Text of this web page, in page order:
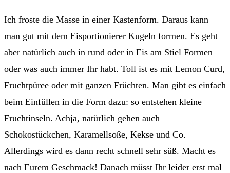
Ich froste die Masse in einer Kastenform. Daraus kann
man gut mit dem Eisportionierer Kugeln formen. Es geht
aber natürlich auch in rund oder in Eis am Stiel Formen
oder was auch immer Ihr habt. Toll ist es mit Lemon Curd,
Fruchtpüree oder mit ganzen Früchten. Man gibt es einfach
beim Einfüllen in die Form dazu: so entstehen kleine
Fruchtinseln. Achja, natürlich gehen auch
Schokostückchen, Karamellsoße, Kekse und Co.
Allerdings wird es dann recht schnell sehr süß. Macht es
nach Eurem Geschmack! Danach müsst Ihr leider erst mal